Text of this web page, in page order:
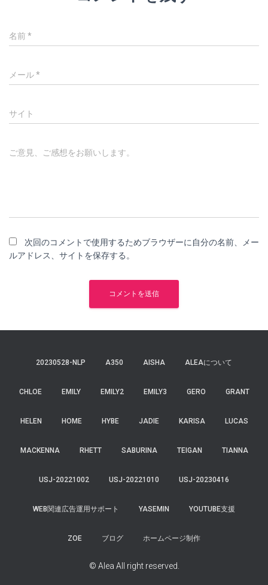
名前*
メール*
サイト
ご意見、ご感想をお願いします。
次回のコメントで使用するためブラウザーに自分の名前、メー
ルアドレス、サイトを保存する。
20230528-NLP A350 AISHA ALEAについて
CHLOE EMILY EMILY2 EMILY3 GERO GRANT
HELEN HOME HYBE JADIE KARISA LUCAS
MACKENNA RHETT SABURINA TEIGAN TIANNA
USJ-20221002 USJ-20221010 USJ-20230416
WEB関連広告運用サポート YASEMIN YOUTUBE支援
ZOE ブログ ホームページ制作
© Alea All right reserved.